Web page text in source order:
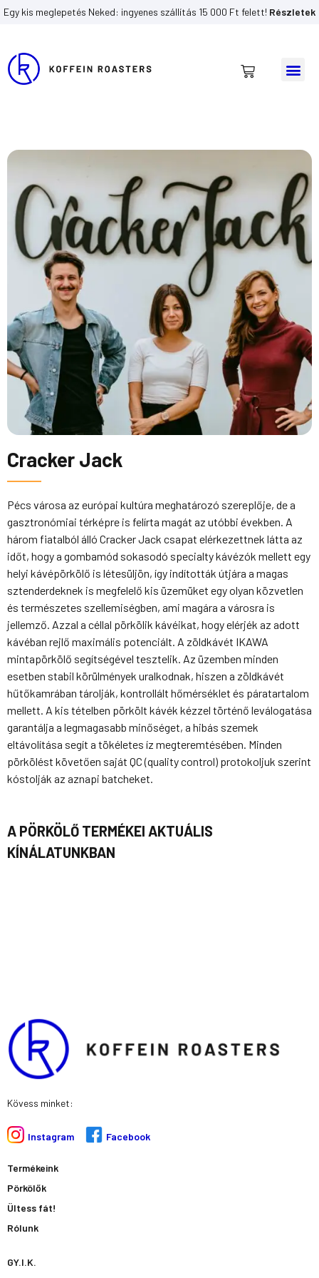
Egy kis meglepetés Neked: ingyenes szállítás 15 000 Ft felett! Részletek
Kosár
Cracker Jack
Pécs városa az európai kultúra meghatározó szereplője, de a
gasztronómiai térképre is felírta magát az utóbbi években. A
három fiatalból álló Cracker Jack csapat elérkezettnek látta az
időt, hogy a gombamód sokasodó specialty kávézók mellett egy
helyi kávépörkölő is létesüljön, így indították útjára a magas
sztenderdeknek is megfelelő kis üzemüket egy olyan közvetlen
és természetes szellemiségben, ami magára a városra is
jellemző. Azzal a céllal pörkölik kávéikat, hogy elérjék az adott
kávéban rejlő maximális potenciált. A zöldkávét IKAWA
mintapörkölő segítségével tesztelik. Az üzemben minden
esetben stabil körülmények uralkodnak, hiszen a zöldkávét
hűtőkamrában tárolják, kontrollált hőmérséklet és páratartalom
mellett. A kis tételben pörkölt kávék kézzel történő leválogatása
garantálja a legmagasabb minőséget, a hibás szemek
eltávolítása segít a tökéletes íz megteremtésében. Minden
pörkölést követően saját QC (quality control) protokoljuk szerint
kóstolják az aznapi batcheket.
A PÖRKÖLŐ TERMÉKEI AKTUÁLIS
KÍNÁLATUNKBAN
Kövess minket:
Instagram Facebook
Termékeink
Pörkölők
Ültess fát!
Rólunk
GY.I.K.